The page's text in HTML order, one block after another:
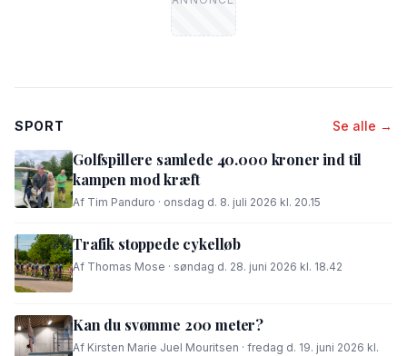
SPORT Se alle →
Golfspillere samlede 40.000 kroner ind til
kampen mod kræft
Af Tim Panduro · onsdag d. 8. juli 2026 kl. 20.15
Trafik stoppede cykelløb
Af Thomas Mose · søndag d. 28. juni 2026 kl. 18.42
Kan du svømme 200 meter?
Af Kirsten Marie Juel Mouritsen · fredag d. 19. juni 2026 kl.